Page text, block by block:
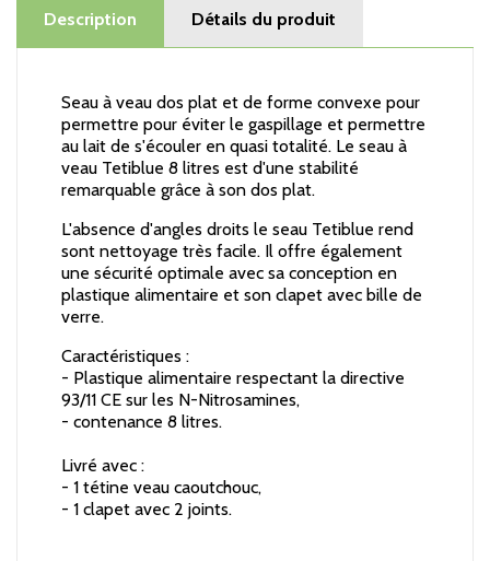
Description Détails du produit
Seau à veau dos plat et de forme convexe pour
permettre pour éviter le gaspillage et permettre
au lait de s'écouler en quasi totalité. Le seau à
veau Tetiblue 8 litres est d'une stabilité
remarquable grâce à son dos plat.
L'absence d'angles droits le seau Tetiblue rend
sont nettoyage très facile. Il offre également
une sécurité optimale avec sa conception en
plastique alimentaire et son clapet avec bille de
verre.
Caractéristiques :
- Plastique alimentaire respectant la directive
93/11 CE sur les N-Nitrosamines,
- contenance 8 litres.
Livré avec :
- 1 tétine veau caoutchouc,
- 1 clapet avec 2 joints.